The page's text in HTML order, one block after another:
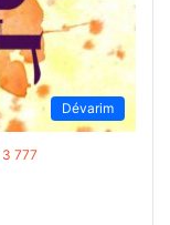
Dévarim
3 777